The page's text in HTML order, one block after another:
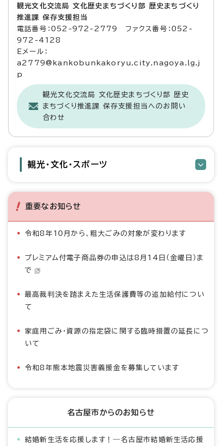
観光文化交流局 文化歴史まちづくり部 歴史まちづくり
推進課 保存支援担当
電話番号：052-972-2779 ファクス番号：052-
972-4128
Eメール：
a2779@kankobunkakoryu.city.nagoya.lg.j
p
観光文化交流局 文化歴史まちづくり部 歴史
まちづくり推進課 保存支援担当へのお問い
合わせ
観光・文化・スポーツ
重要なお知らせ
令和8年10月から、粗大ごみの対象が変わります
プレミアム付電子商品券の申込は8月14日（金曜日）ま
で
最高裁判決を踏まえた生活保護費等の追加給付につい
て
家庭用ごみ・資源の指定袋に関する臨時措置の延長につ
いて
令和8年熊本地震災害義援金を募集しています
名古屋市からのお知らせ
結婚新生活を応援します！―名古屋市結婚新生活応援